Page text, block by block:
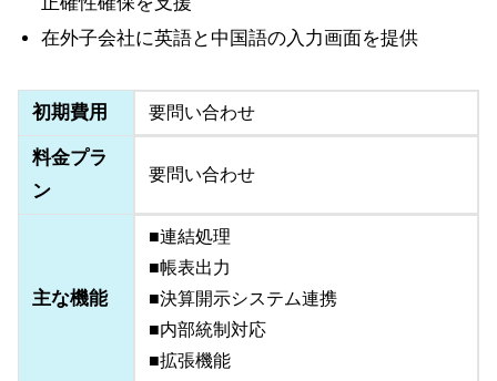
在外子会社に英語と中国語の入力画面を提供
初期費用 要問い合わせ
料金プラ
ン
要問い合わせ
主な機能
■連結処理
■帳表出力
■決算開示システム連携
■内部統制対応
■拡張機能